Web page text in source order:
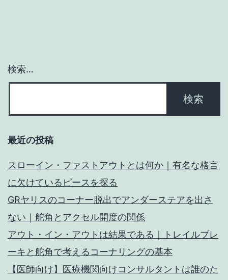
ン
検索…
最近の投稿
スローイン・ファストアウトとは何か｜有名な格言
に欠けているピースを探る
GRヤリスのコーナー脱出でアンダーステアを出さ
ない｜舵角とアクセル開度の関係
アウト・イン・アウトは結果である｜トレイルブレ
ーキと舵角で考えるコーナリングの基本
【医師向け】医療機関向けコンサルタントは誰のた